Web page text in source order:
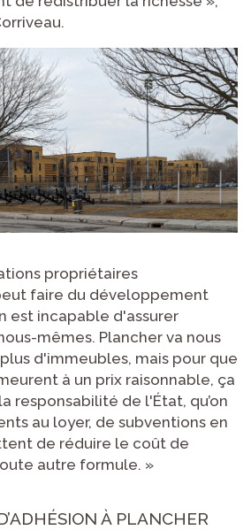
propriétaires
faire du développement
est incapable d'assurer
mêmes. Plancher va nous
d'immeubles, mais pour que
à un prix raisonnable, ça
responsabilité de l'État, qu’on
au loyer, de subventions en
de réduire le coût de
autre formule. »
À PLANCHER